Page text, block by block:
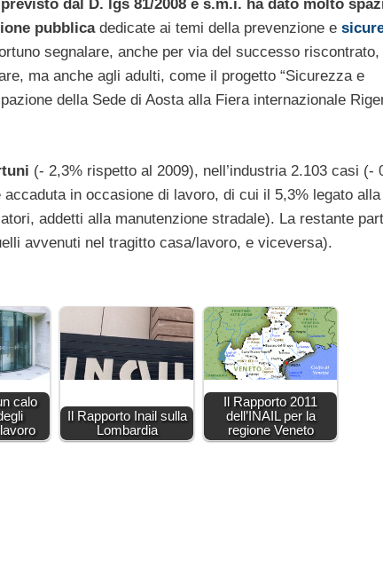
dal D. lgs 81/2008 e s.m.i. ha dato molto
pubblicadedicate ai temi della prevenzione e
segnalare, anche per via del successo riscontrato,
ma anche agli adulti, come il progetto “Sicurezza e
della Sede di Aosta alla Fiera internazionale
(- 2,3% rispetto al 2009), nell’industria 2.103 casi (-
in occasione di lavoro, di cui il 5,3% legato alla
addetti alla manutenzione stradale). La restante
avvenuti nel tragitto casa/lavoro, e viceversa).
calo
Il Rapporto Inail sulla
Lombardia
Il Rapporto 2011
dell’INAIL per la
regione Veneto